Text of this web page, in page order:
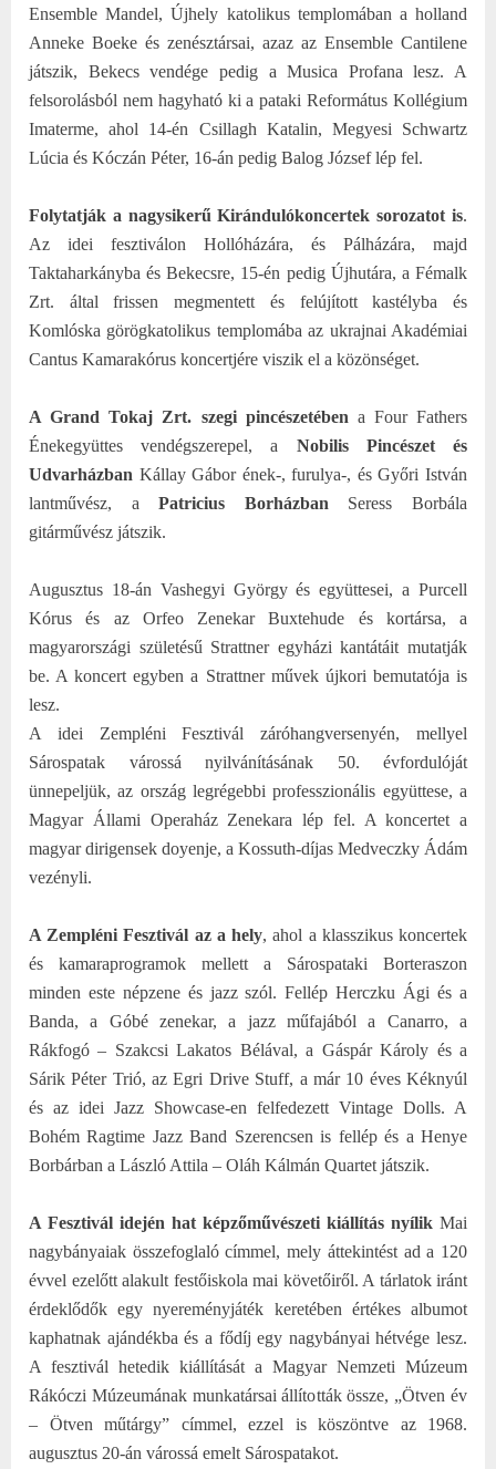
Ensemble Mandel, Újhely katolikus templomában a holland
Anneke Boeke és zenésztársai, azaz az Ensemble Cantilene
játszik, Bekecs vendége pedig a Musica Profana lesz. A
felsorolásból nem hagyható ki a pataki Református Kollégium
Imaterme, ahol 14-én Csillagh Katalin, Megyesi Schwartz
Lúcia és Kóczán Péter, 16-án pedig Balog József lép fel.
Folytatják a nagysikerű Kirándulókoncertek sorozatot is.
Az idei fesztiválon Hollóházára, és Pálházára, majd
Taktaharkányba és Bekecsre, 15-én pedig Újhutára, a Fémalk
Zrt. által frissen megmentett és felújított kastélyba és
Komlóska görögkatolikus templomába az ukrajnai Akadémiai
Cantus Kamarakórus koncertjére viszik el a közönséget.
A Grand Tokaj Zrt. szegi pincészetében a Four Fathers
Énekegyüttes vendégszerepel, a Nobilis Pincészet és
Udvarházban Kállay Gábor ének-, furulya-, és Győri István
lantművész, aPatricius Borházban Seress Borbála
gitárművész játszik.
Augusztus 18-án Vashegyi György és együttesei, a Purcell
Kórus és az Orfeo Zenekar Buxtehude és kortársa, a
magyarországi születésű Strattner egyházi kantátáit mutatják
be. A koncert egyben a Strattner művek újkori bemutatója is
lesz.
A idei Zempléni Fesztivál záróhangversenyén, mellyel
Sárospatak várossá nyilvánításának 50. évfordulóját
ünnepeljük, az ország legrégebbi professzionális együttese, a
Magyar Állami Operaház Zenekara lép fel. A koncertet a
magyar dirigensek doyenje, a Kossuth-díjas Medveczky Ádám
vezényli.
A Zempléni Fesztivál az a hely, ahol a klasszikus koncertek
és kamaraprogramok mellett a Sárospataki Borteraszon
minden este népzene és jazz szól. Fellép Herczku Ági és a
Banda, a Góbé zenekar, a jazz műfajából a Canarro, a
Rákfogó – Szakcsi Lakatos Bélával, a Gáspár Károly és a
Sárik Péter Trió, az Egri Drive Stuff, a már 10 éves Kéknyúl
és az idei Jazz Showcase-en felfedezett Vintage Dolls. A
Bohém Ragtime Jazz Band Szerencsen is fellép és a Henye
Borbárban a László Attila – Oláh Kálmán Quartet játszik.
A Fesztivál idején hat képzőművészeti kiállítás nyílik Mai
nagybányaiak összefoglaló címmel, mely áttekintést ad a 120
évvel ezelőtt alakult festőiskola mai követőiről. A tárlatok iránt
érdeklődők egy nyereményjáték keretében értékes albumot
kaphatnak ajándékba és a fődíj egy nagybányai hétvége lesz.
A fesztivál hetedik kiállítását a Magyar Nemzeti Múzeum
Rákóczi Múzeumának munkatársai állították össze, „Ötven év
– Ötven műtárgy” címmel, ezzel is köszöntve az 1968.
augusztus 20-án várossá emelt Sárospatakot.